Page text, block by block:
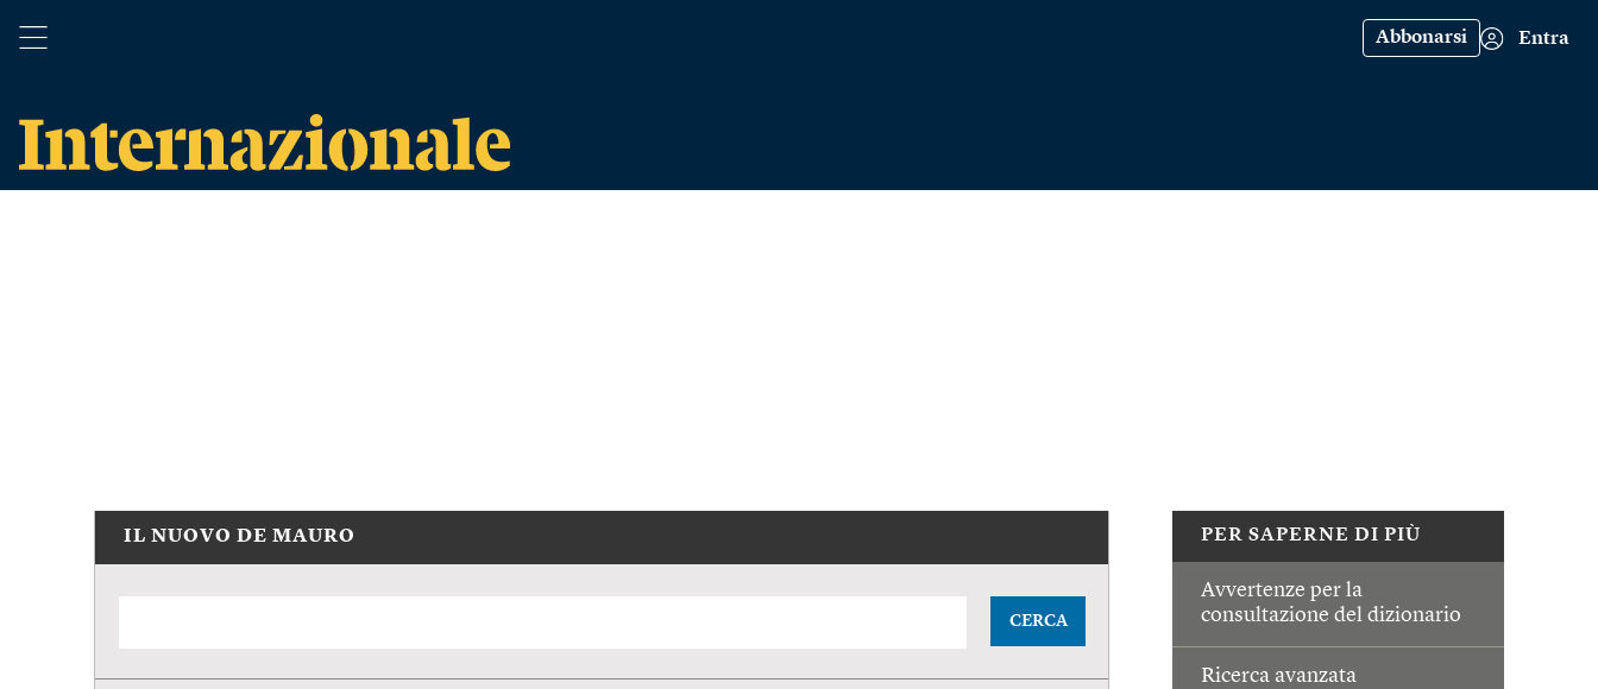
Abbonarsi Entra
PER SAPERNE DI PIÙ
Avvertenze per la
consultazione del dizionario
Ricerca avanzata
IL NUOVO DE MAURO
CERCA